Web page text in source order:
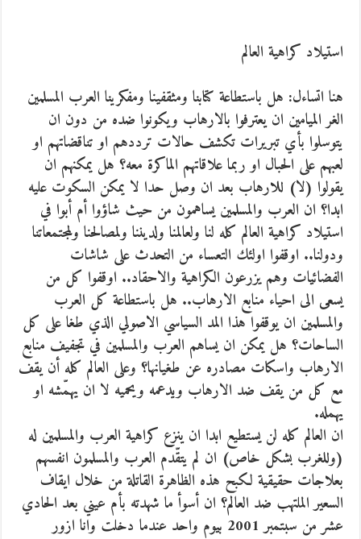
استيلاد كراهية العالم
هنا اتساءل: هل باستطاعة كتابنا ومثقفينا ومفكرينا العرب المسلمين
الغر الميامين ان يعترفوا بالارهاب ويكونوا ضده من دون ان
يتوسلوا بأي تبريرات تكشف حالات ترددهم او تناقضاتهم او
لعبهم على الحبال او ربما علاقاتهم الماكرة معه؟ هل يمكنهم ان
يقولوا (لا) للارهاب بعد ان وصل حدا لا يمكن السكوت عليه
ابدا؟ ان العرب والمسلمين يساهمون من حيث شاؤوا أم أبوا في
استيلاد كراهية العالم كله لنا ولعالمنا ولديننا ولمصالحنا ولمجتمعاتنا
ودولنا.. اوقفوا اولئك التعساء من التحدث على شاشات
الفضائيات وهم يزرعون الكراهية والاحقاد.. اوقفوا كل من
يسعى الى احياء منابع الارهاب.. هل باستطاعة كل العرب
والمسلمين ان يوقفوا هذا المد السياسي الاصولي الذي طغا على كل
الساحات؟ هل يمكن ان يساهم العرب والمسلمين في تجفيف منابع
الارهاب واسكات مصادره عن طغيانها؟ وعلى العالم كله أن يقف
مع كل من يقف ضد الارهاب ويدعمه ويحميه لا ان يهمّشه او
يهمله.
ان العالم كله لن يستطيع ابدا ان ينزع كراهية العرب والمسلمين له
(وللغرب بشكل خاص) ان لم يتقّدم العرب والمسلمون انفسهم
بعلاجات حقيقية لكبح هذه الظاهرة القاتلة من خلال ايقاف
السعير الملتهب ضد العالم؟ ان أسوأ ما شهدته بأم عيني بعد الحادي
عشر من سبتمبر 2001 بيوم واحد عندما دخلت وانا ازور